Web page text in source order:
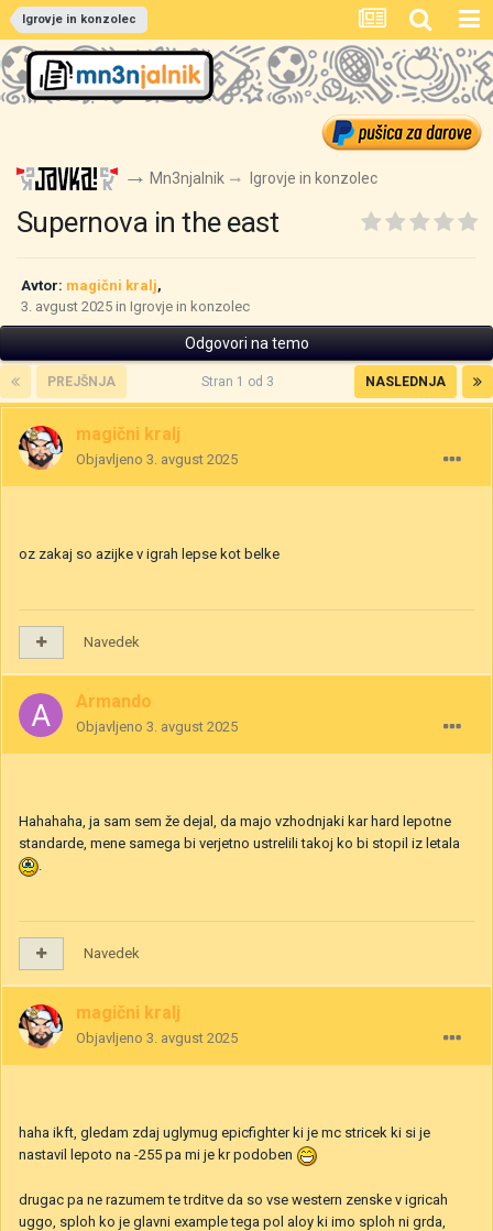
Igrovje in konzolec
Mn3njalnik Igrovje in konzolec
Supernova in the east
Avtor: magični kralj,
3. avgust 2025 in Igrovje in konzolec
Odgovori na temo
PREJŠNJA NASLEDNJA
Stran 1 od 3
magični kralj
Objavljeno 3. avgust 2025
oz zakaj so azijke v igrah lepse kot belke
Navedek
Armando
Objavljeno 3. avgust 2025
Hahahaha, ja sam sem že dejal, da majo vzhodnjaki kar hard lepotne
standarde, mene samega bi verjetno ustrelili takoj ko bi stopil iz letala
.
Navedek
magični kralj
Objavljeno 3. avgust 2025
haha ikft, gledam zdaj uglymug epicfighter ki je mc stricek ki si je
nastavil lepoto na -255 pa mi je kr podoben
drugac pa ne razumem te trditve da so vse western zenske v igricah
uggo, sploh ko je glavni example tega pol aloy ki imo sploh ni grda,